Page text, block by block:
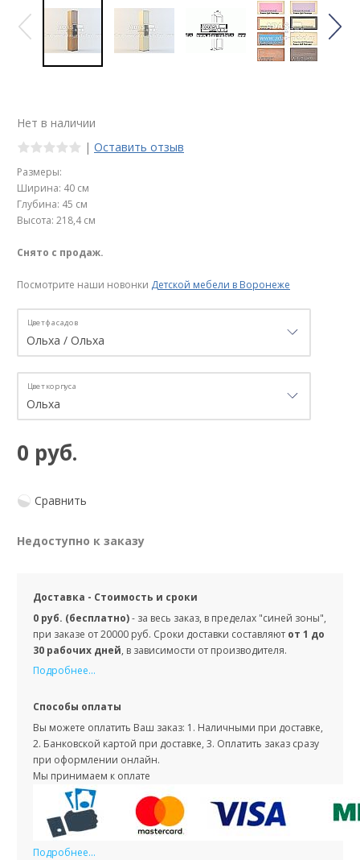
Нет в наличии
| Оставить отзыв
Размеры:
Ширина: 40 см
Глубина: 45 см
Высота: 218,4 см
Снято с продаж.
Посмотрите наши новонки Детской мебели в Воронеже
Цвет фасадов
Цвет корпуса
0 руб.
Сравнить
Недоступно к заказу
Доставка - Стоимость и сроки
0 руб. (бесплатно)- за весь заказ, в пределах "синей зоны",
при заказе от 20000 руб. Сроки доставки составляют от 1 до
30 рабочих дней, в зависимости от производителя.
Подробнее...
Способы оплаты
Вы можете оплатить Ваш заказ: 1. Наличными при доставке,
2. Банковской картой при доставке, 3. Оплатить заказ сразу
при оформлении онлайн.
Мы принимаем к оплате
Подробнее...